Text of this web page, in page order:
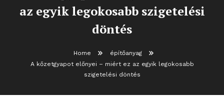
az egyik legokosabb szigetelési
döntés
Home
építőanyag
A kőzetgyapot előnyei – miért ez az egyik legokosabb
szigetelési döntés